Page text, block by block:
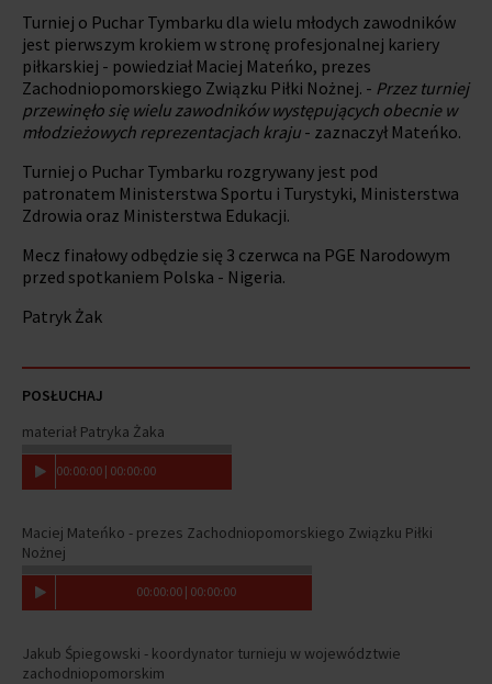
Turniej o Puchar Tymbarku dla wielu młodych zawodników
jest pierwszym krokiem w stronę profesjonalnej kariery
piłkarskiej - powiedział Maciej Mateńko, prezes
Zachodniopomorskiego Związku Piłki Nożnej. - Przez turniej
przewinęło się wielu zawodników występujących obecnie w
młodzieżowych reprezentacjach kraju - zaznaczył Mateńko.
Turniej o Puchar Tymbarku rozgrywany jest pod
patronatem Ministerstwa Sportu i Turystyki, Ministerstwa
Zdrowia oraz Ministerstwa Edukacji.
Mecz finałowy odbędzie się 3 czerwca na PGE Narodowym
przed spotkaniem Polska - Nigeria.
Patryk Żak
POSŁUCHAJ
materiał Patryka Żaka
00:00:00 | 00:00:00
Maciej Mateńko - prezes Zachodniopomorskiego Związku Piłki
Nożnej
00:00:00 | 00:00:00
Jakub Śpiegowski - koordynator turnieju w województwie
zachodniopomorskim